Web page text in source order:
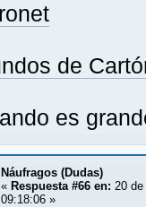
de
es
Náufragos (Dudas)
« Respuesta #66 en: 20
09:18:06 »